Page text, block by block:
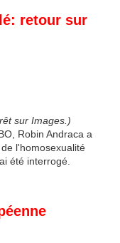
retour sur
sur Images.)
Robin Andraca a
l'homosexualité
été interrogé.